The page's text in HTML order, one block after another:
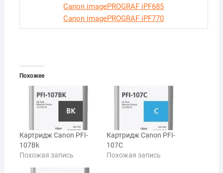
Canon imagePROGRAF iPF685
Canon imagePROGRAF iPF770
Похожее
Картридж Canon PFI-
107Bk
Похожая запись
Картридж Canon PFI-
107C
Похожая запись